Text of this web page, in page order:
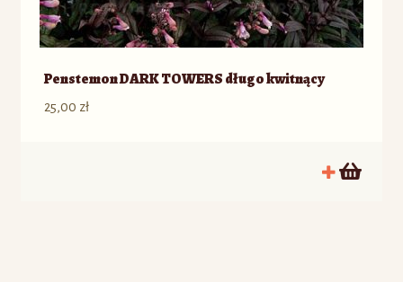
Penstemon DARK TOWERS długo kwitnący
25,00 zł